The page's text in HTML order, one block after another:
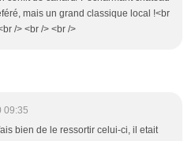
mais un grand classique local !<br
/> <br /> <br />
09:35
bien de le ressortir celui-ci, il etait